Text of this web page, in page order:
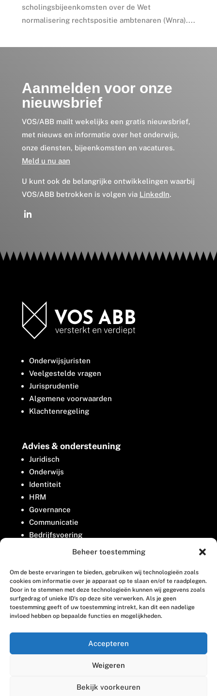
Beheer toestemming
Om de beste ervaringen te bieden, gebruiken wij technologieën zoals
cookies om informatie over je apparaat op te slaan en/of te raadplegen.
Door in te stemmen met deze technologieën kunnen wij gegevens zoals
surfgedrag of unieke ID's op deze site verwerken. Als je geen
toestemming geeft of uw toestemming intrekt, kan dit een nadelige
invloed hebben op bepaalde functies en mogelijkheden.
Accepteren
Weigeren
Bekijk voorkeuren
scholingsbijeenkomsten over de Wet
normalisering rechtspositie ambtenaren (Wnra)....
Aanmelden voor onze
nieuwsbrief
VOS/ABB mailt wekelijks een gratis nieuwsbrief,
met nieuws en informatie over het onderwijs,
onze diensten, bijeenkomsten en vacatures.
Meld u nu aan
U kunt ook de belangrijke ontwikkelingen waarbij
VOS/ABB betrokken is volgen via LinkedIn.
Onderwijsjuristen
Veelgestelde vragen
Jurisprudentie
Algemene voorwaarden
Klachtenregeling
Advies & ondersteuning
Juridisch
Onderwijs
Identiteit
HRM
Governance
Communicatie
Bedrijfsvoering
Belangenbehartiging
Contact
Houttuinlaan 8
3447 GM Woerden